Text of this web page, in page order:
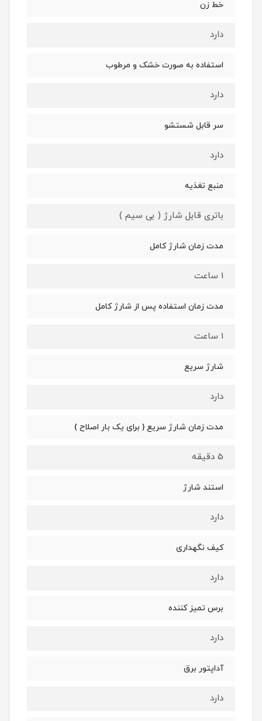
خط زن
دارد
استفاده به صورت خشک و مرطوب
دارد
سر قابل شستشو
دارد
منبع تغذیه
باتری قابل شارژ ( بی سیم )
مدت زمان شارژ کامل
1 ساعت
مدت زمان استفاده پس از شارژ کامل
1 ساعت
شارژ سریع
دارد
مدت زمان شارژ سریع ( برای یک بار اصلاح )
5 دقیقه
استند شارژ
دارد
کیف نگهداری
دارد
برس تمیز کننده
دارد
آداپتور برق
دارد